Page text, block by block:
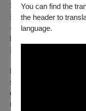
You can find the
the header to
language.
韋家輝奇詭的創意，寫
撇除一般的科學和邏輯
峯高超的場面調度能力
戲，警與匪共處幽暗
虛幻的心魔，影像凌厲
During a routine patrol,
service weapon in a
emerges unharmed. A
missing gun soon